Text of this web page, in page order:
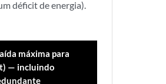
déficit de energia).
máxima para
— incluindo